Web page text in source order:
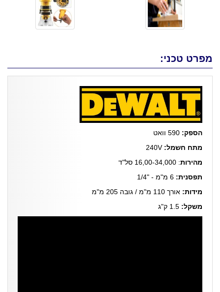
מפרט טכני:
הספק: 590 וואט
מתח חשמל: 240V
מהירות: 16,00-34,000 סל"ד
תפסנית:
מידות: אורך 110 מ"מ / גובה 205 מ"מ
משקל: